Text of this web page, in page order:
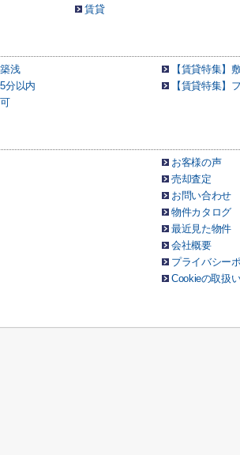
賃貸
浅
【賃貸特集】
分以内
【賃貸特集】
お客様の声
売却査定
お問い合わせ
物件カタログ
最近見た物件
会社概要
プライバシー
Cookieの取扱